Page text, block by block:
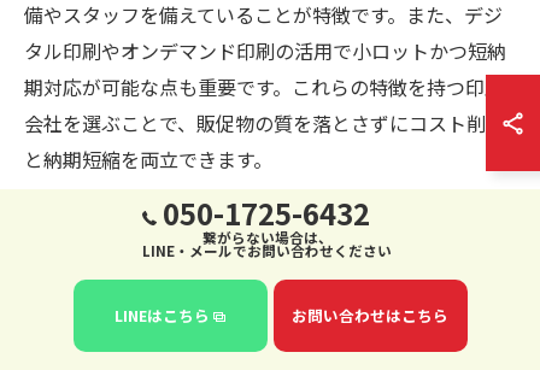
備やスタッフを備えていることが特徴です。また、デジ
タル印刷やオンデマンド印刷の活用で小ロットかつ短納
期対応が可能な点も重要です。これらの特徴を持つ印刷
会社を選ぶことで、販促物の質を落とさずにコスト削減
と納期短縮を両立できます。
地域密着型のカレンダー印刷がも
たらす信頼感
050-1725-6432
繋がらない場合は、
LINE・メールでお問い合わせください
LINEはこちら お問い合わせはこちら